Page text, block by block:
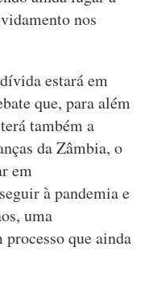
nos
estará em
que, para além
também a
da Zâmbia, o
em
à pandemia e
uma
que ainda